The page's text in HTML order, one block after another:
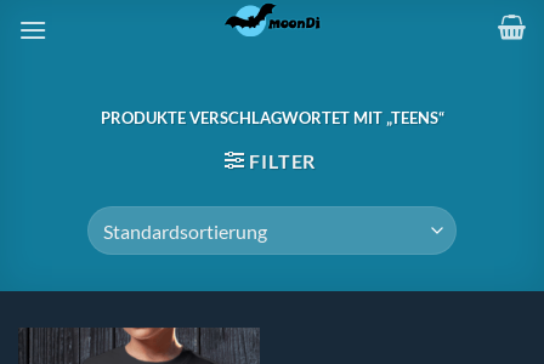
Inhalt
PRODUKTE VERSCHLAGWORTET MIT „TEENS“
FILTER